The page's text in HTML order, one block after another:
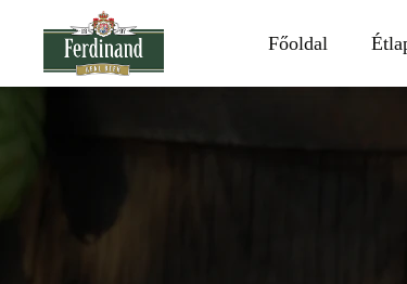
Főoldal